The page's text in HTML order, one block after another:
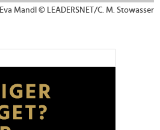
Eva Mandl © LEADERSNET/C. M. Stowasser